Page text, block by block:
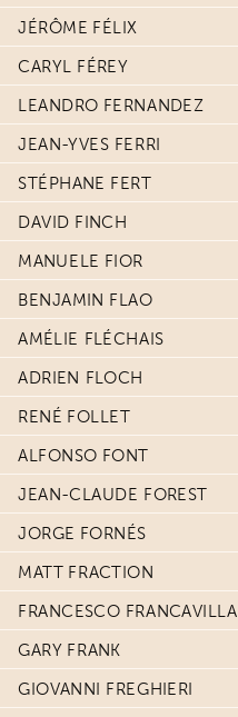
JÉRÔME FÉLIX
CARYL FÉREY
LEANDRO FERNANDEZ
JEAN-YVES FERRI
STÉPHANE FERT
DAVID FINCH
MANUELE FIOR
BENJAMIN FLAO
AMÉLIE FLÉCHAIS
ADRIEN FLOCH
RENÉ FOLLET
ALFONSO FONT
JEAN-CLAUDE FOREST
JORGE FORNÉS
MATT FRACTION
FRANCESCO FRANCAVILLA
GARY FRANK
GIOVANNI FREGHIERI